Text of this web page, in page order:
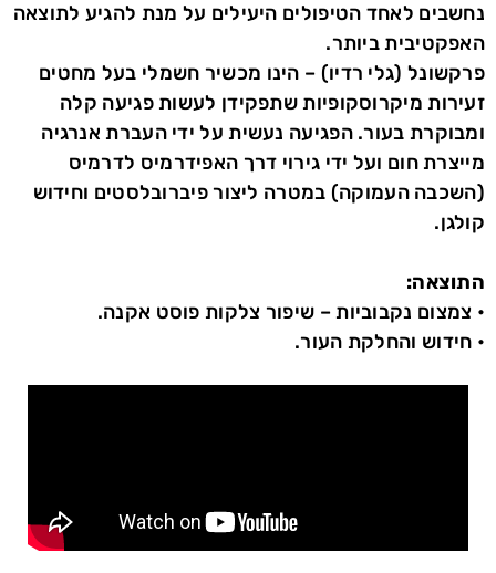
נחשבים לאחד הטיפולים היעילים על מנת להגיע לתוצאה
האפקטיבית ביותר.
פרקשונל (גלי רדיו) – הינו מכשיר חשמלי בעל מחטים
זעירות מיקרוסקופיות שתפקידן לעשות פגיעה קלה
ומבוקרת בעור. הפגיעה נעשית על ידי העברת אנרגיה
מייצרת חום ועל ידי גירוי דרך האפידרמיס לדרמיס
(השכבה העמוקה) במטרה ליצור פיברובלסטים וחידוש
קולגן.
התוצאה:
• צמצום נקבוביות – שיפור צלקות פוסט אקנה.
• חידוש והחלקת העור.